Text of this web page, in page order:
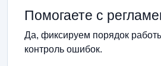
Помогаете с
Да, фиксируем порядок
контроль ошибок.